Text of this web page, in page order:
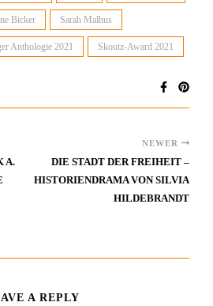
Bicker Sarah Malhus
Anthologie 2021 Skoutz-Award 2021
A.
NEWER
DIE STADT DER FREIHEIT –
HISTORIENDRAMA VON SILVIA
HILDEBRANDT
A REPLY